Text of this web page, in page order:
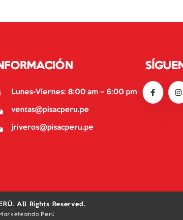
Lunes-Viernes: 8:00 am – 6:00 pm
ventas@pisacperu.pe
jriveros@pisacperu.pe
All Rights Reserved.
Perú